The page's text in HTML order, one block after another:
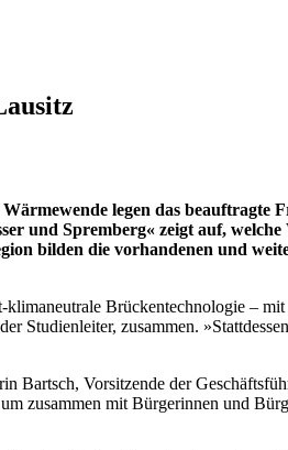
legen das beauftragte
und Spremberg« zeigt auf,
bilden die vorhandenen und
Brückentechnologie –
Studienleiter, zusammen.
Bartsch, Vorsitzende der
zusammen mit Bürgerinnen und